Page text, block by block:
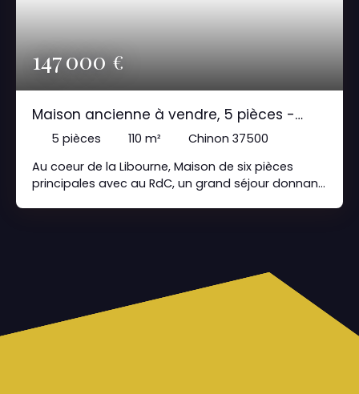
147 000€
Maison ancienne à vendre, 5 pièces -
Chinon 37500
5 pièces 110 m²
Chinon 37500
Au coeur de la Libourne, Maison de six pièces
principales avec au RdC, un grand séjour donnant